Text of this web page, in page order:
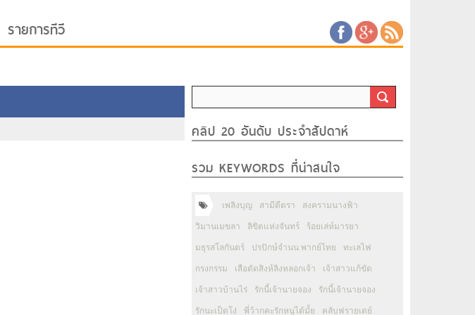
รายการทีวี
คลิป 20 อันดับ ประจำสัปดาห์
รวม KEYWORDS ที่น่าสนใจ
เพลิงบุญ สามีตีตรา สงครามนางฟ้า
วิมานเมขลา ลิขิตแห่งจันทร์ ร้อยเล่ห์มารยา
มธุรสโลกันตร์ ปรปักษ์จำนน พากย์ไทย ทะเลไฟ
กรงกรรม เสือตัดสิงห์ลิงหลอกเจ้า เจ้าสาวแก้ขัด
เจ้าสาวบ้านไร่ รักนี้เจ้านายจอง รักนี้เจ้านายจอง
รักนะเป็ดโง่ พี่ว้ากคะรักหนูได้มั้ย คลับฟรายเดย์